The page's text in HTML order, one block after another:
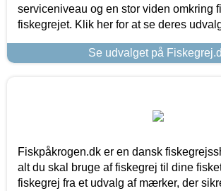
serviceniveau og en stor viden omkring
fiskegrejet. Klik her for at se deres
Se udvalget på
Fiskpåkrogen.dk er en dansk
alt du skal bruge af fiskegrej til dine
fiskegrej fra et udvalg af mærker, der